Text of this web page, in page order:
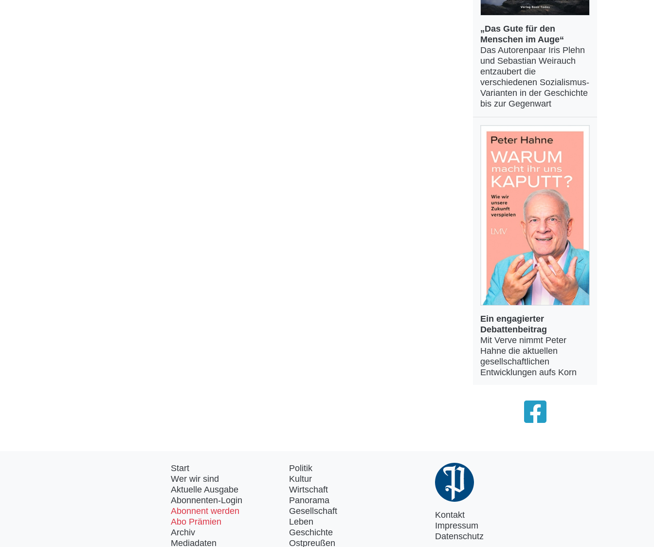
„Das Gute für den
Menschen im Auge“
Das Autorenpaar Iris Plehn
und Sebastian Weirauch
entzaubert die
verschiedenen Sozialismus-
Varianten in der Geschichte
bis zur Gegenwart
Ein engagierter
Debattenbeitrag
Mit Verve nimmt Peter
Hahne die aktuellen
gesellschaftlichen
Entwicklungen aufs Korn
Start
Wer wir sind
Aktuelle Ausgabe
Abonnenten-Login
Abonnent werden
Abo Prämien
Archiv
Mediadaten
Politik
Kultur
Wirtschaft
Panorama
Gesellschaft
Leben
Geschichte
Ostpreußen
Kontakt
Impressum
Datenschutz